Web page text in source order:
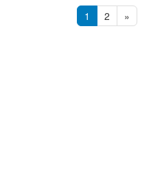
1 2 »